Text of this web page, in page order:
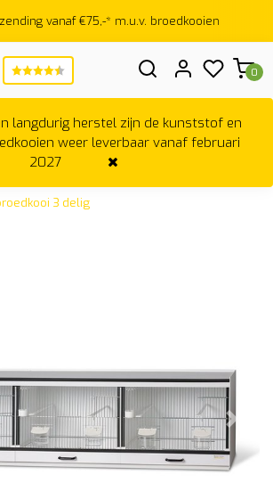
vanaf €75,-* m.u.v. broedkooien
0
langdurig herstel zijn de kunststof en
weer leverbaar vanaf februari
2027
3 delig